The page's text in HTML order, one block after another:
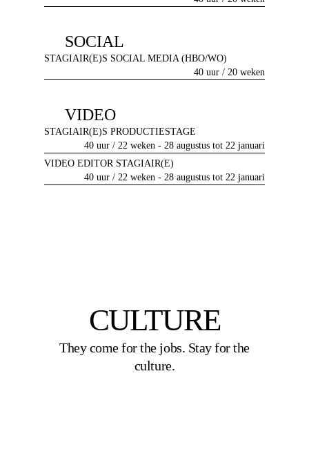
SOCIAL
STAGIAIR(E)S SOCIAL MEDIA (HBO/WO)
40 uur / 20 weken
VIDEO
STAGIAIR(E)S PRODUCTIESTAGE
40 uur / 22 weken - 28 augustus tot 22 januari
VIDEO EDITOR STAGIAIR(E)
40 uur / 22 weken - 28 augustus tot 22 januari
CULTURE
They come for the jobs. Stay for the
culture.